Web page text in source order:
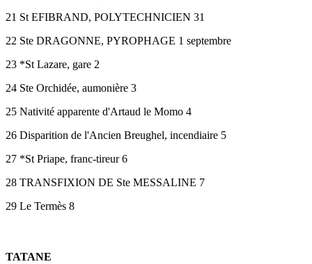
21 St EFIBRAND, POLYTECHNICIEN 31
22 Ste DRAGONNE, PYROPHAGE 1 septembre
23 *St Lazare, gare 2
24 Ste Orchidée, aumonière 3
25 Nativité apparente d'Artaud le Momo 4
26 Disparition de l'Ancien Breughel, incendiaire 5
27 *St Priape, franc-tireur 6
28 TRANSFIXION DE Ste MESSALINE 7
29 Le Termès 8
TATANE